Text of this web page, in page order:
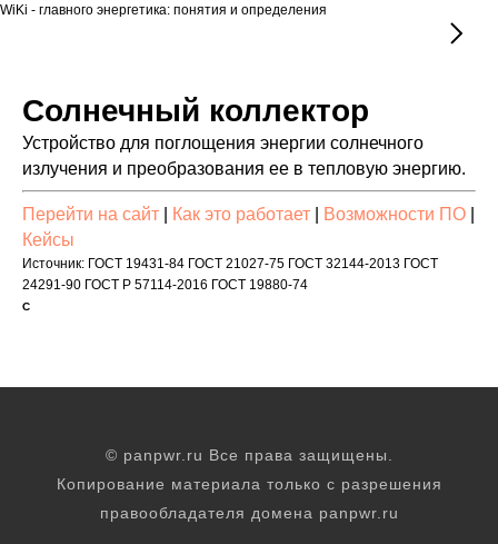
WiKi - главного энергетика: понятия и определения
Солнечный коллектор
Устройство для поглощения энергии солнечного
излучения и преобразования ее в тепловую энергию.
Перейти на сайт Как это работает Возможности ПО
Кейсы
Источник: ГОСТ 19431-84 ГОСТ 21027-75 ГОСТ 32144-2013 ГОСТ
24291-90 ГОСТ Р 57114-2016 ГОСТ 19880-74
С
© panpwr.ru Все права защищены.
Копирование материала только с разрешения
правообладателя домена panpwr.ru